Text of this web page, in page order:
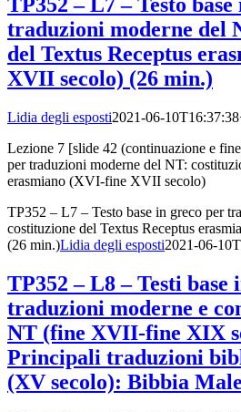
TP352 – L7 – Testo
traduzioni moderne del
del Textus Receptus
XVII secolo) (26 min.)
Lidia degli esposti2021-06-
Lezione 7 [slide 42 (continuazione e
per traduzioni moderne del NT:
erasmiano (XVI-fine XVII secolo)
TP352 – L7 – Testo base in greco per
costituzione del Textus Receptus
(26 min.)Lidia degli esposti2021-06-
TP352 – L8 – Testi base
traduzioni moderne e
NT (fine XVII-fine XIX
Principali traduzioni
(XV secolo): Bibbia